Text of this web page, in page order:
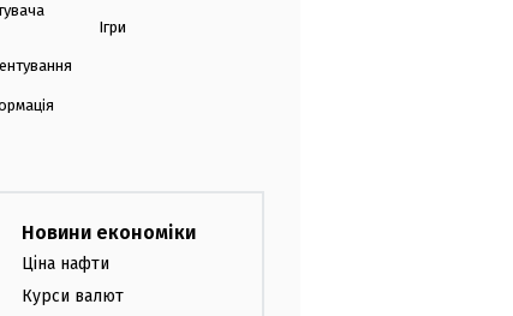
Ігри
Новини економіки
Ціна нафти
Курси валют